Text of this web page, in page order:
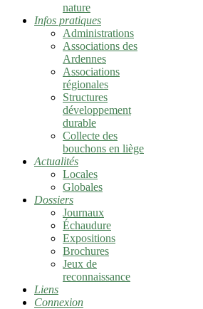
nature
Infos pratiques
Administrations
Associations des
Ardennes
Associations
régionales
Structures
développement
durable
Collecte des
bouchons en liège
Actualités
Locales
Globales
Dossiers
Journaux
Échaudure
Expositions
Brochures
Jeux de
reconnaissance
Liens
Connexion